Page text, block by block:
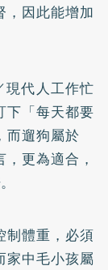
，因此能增加
現代人工作忙
下「每天都要
而遛狗屬於
更為適合，
制體重，必須
家中毛小孩屬